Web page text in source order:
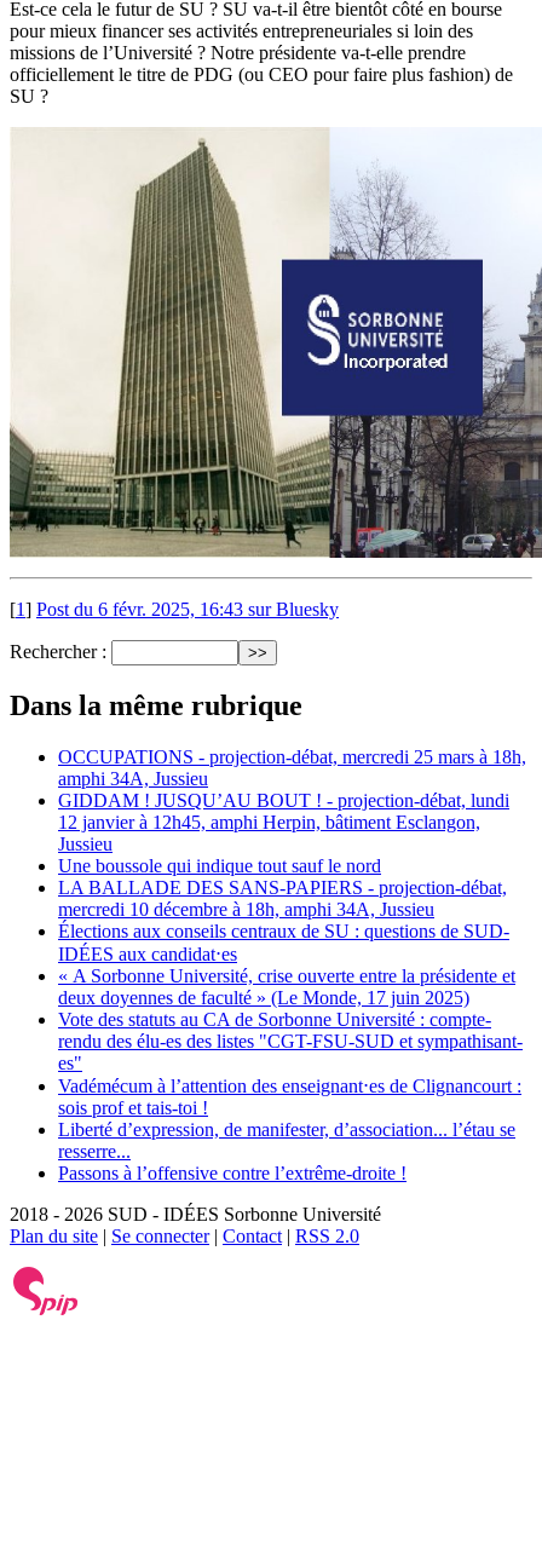
Est-ce cela le futur de SU ? SU va-t-il être bientôt côté en bourse
pour mieux financer ses activités entrepreneuriales si loin des
missions de l’Université ? Notre présidente va-t-elle prendre
officiellement le titre de PDG (ou CEO pour faire plus fashion) de
SU ?
[1] Post du 6 févr. 2025, 16:43 sur Bluesky
Rechercher :
Dans la même rubrique
OCCUPATIONS - projection-débat, mercredi 25 mars à 18h,
amphi 34A, Jussieu
GIDDAM ! JUSQU’AU BOUT ! - projection-débat, lundi
12 janvier à 12h45, amphi Herpin, bâtiment Esclangon,
Jussieu
Une boussole qui indique tout sauf le nord
LA BALLADE DES SANS-PAPIERS - projection-débat,
mercredi 10 décembre à 18h, amphi 34A, Jussieu
Élections aux conseils centraux de SU : questions de SUD-
IDÉES aux candidat⋅es
« A Sorbonne Université, crise ouverte entre la présidente et
deux doyennes de faculté » (Le Monde, 17 juin 2025)
Vote des statuts au CA de Sorbonne Université : compte-
rendu des élu-es des listes "CGT-FSU-SUD et sympathisant-
es"
Vadémécum à l’attention des enseignant⋅es de Clignancourt :
sois prof et tais-toi !
Liberté d’expression, de manifester, d’association... l’étau se
resserre...
Passons à l’offensive contre l’extrême-droite !
2018 - 2026 SUD - IDÉES Sorbonne Université
Plan du site | Se connecter| Contact | RSS 2.0